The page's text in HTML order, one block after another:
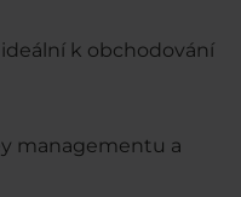
k obchodování
managementu a